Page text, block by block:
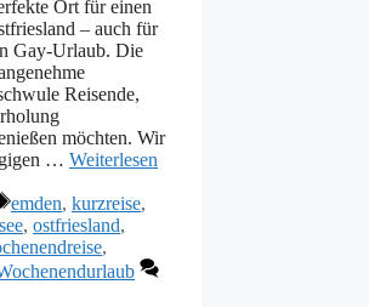
Ort für einen
– auch für
Gay-Urlaub. Die
Reisende,
möchten. Wir
… Weiterlesen
Schlagwörter
emden, kurzreise,
, ostfriesland,
,